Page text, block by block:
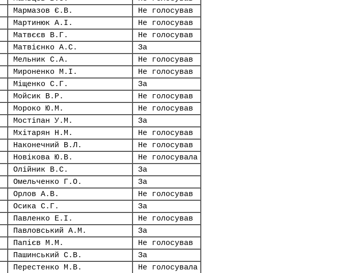
Мармазов Є.В.
Не голосував
Мартинюк А.І.
Не голосував
Матвєєв В.Г.
Не голосував
Матвієнко А.С.
За
Мельник С.А.
Не голосував
Мироненко М.І.
Не голосував
Міщенко С.Г.
За
Мойсик В.Р.
Не голосував
Мороко Ю.М.
Не голосував
Мостіпан У.М.
За
Мхітарян Н.М.
Не голосував
Наконечний В.Л.
Не голосував
Новікова Ю.В.
Не голосувала
Олійник В.С.
За
Омельченко Г.О.
За
Орлов А.В.
Не голосував
Осика С.Г.
За
Павленко Е.І.
Не голосував
Павловський А.М.
За
Папієв М.М.
Не голосував
Пашинський С.В.
За
Перестенко М.В. Не голосувала